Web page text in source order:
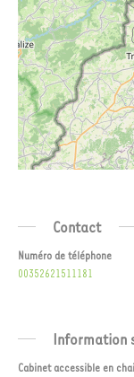
Contact
Numéro de téléphone
00352621511181
Information
Cabinet accessible en